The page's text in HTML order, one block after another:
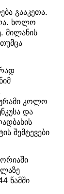
გააკეთა.
ხოლო
მილანის
კოლო
და
შემტევები
წამში